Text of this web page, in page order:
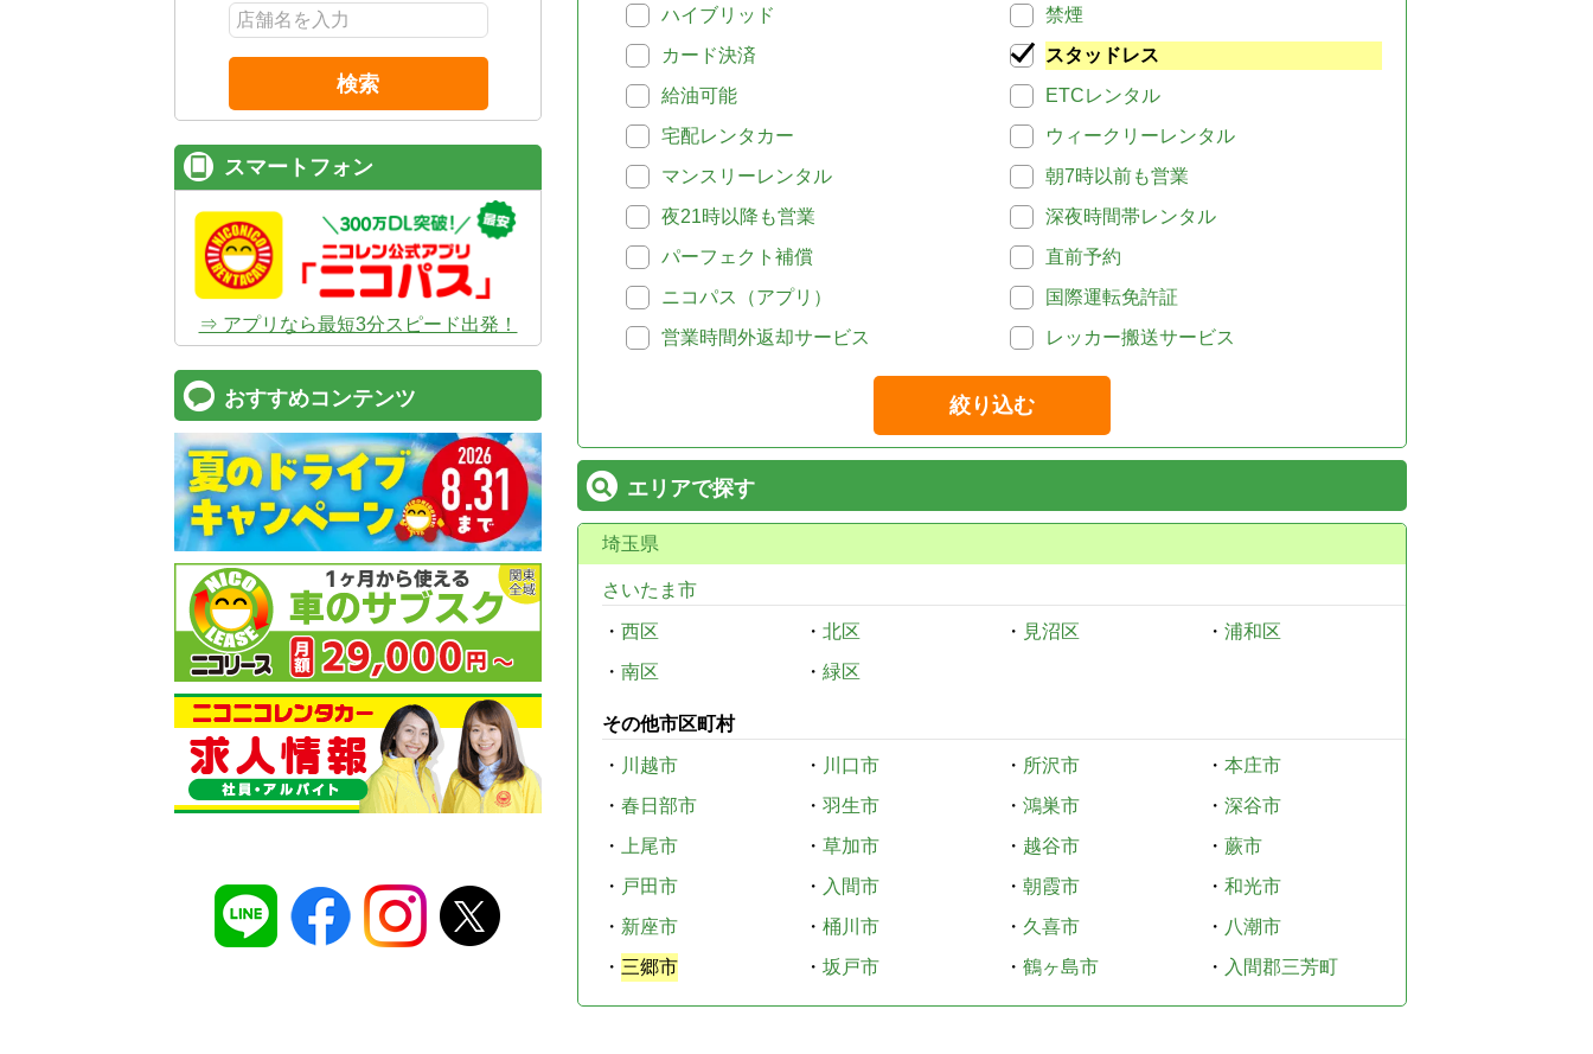
ハイブリッド
禁煙
カード決済
スタッドレス
給油可能
ETCレンタル
宅配レンタカー
ウィークリーレンタル
マンスリーレンタル
朝7時以前も営業
夜21時以降も営業
深夜時間帯レンタル
パーフェクト補償
直前予約
ニコパス（アプリ）
国際運転免許証
営業時間外返却サービス
レッカー搬送サービス
絞り込む
エリアで探す
埼玉県
さいたま市
・ 西区 ・ 北区 ・ 見沼区 ・ 浦和区
・ 南区 ・ 緑区
その他市区町村
・ 川越市 ・ 川口市 ・ 所沢市 ・ 本庄市
・ 春日部市 ・ 羽生市 ・ 鴻巣市 ・ 深谷市
・
上尾市 ・ 草加市 ・ 越谷市 ・ 蕨市
・ 戸田市 ・ 入間市 ・ 朝霞市 ・ 和光市
・ 新座市 ・ 桶川市 ・ 久喜市 ・ 八潮市
・ 三郷市 ・ 坂戸市 ・ 鶴ヶ島市 ・ 入間郡三芳町
検索
スマートフォン
⇒ アプリなら最短3分スピード出発！
おすすめコンテンツ